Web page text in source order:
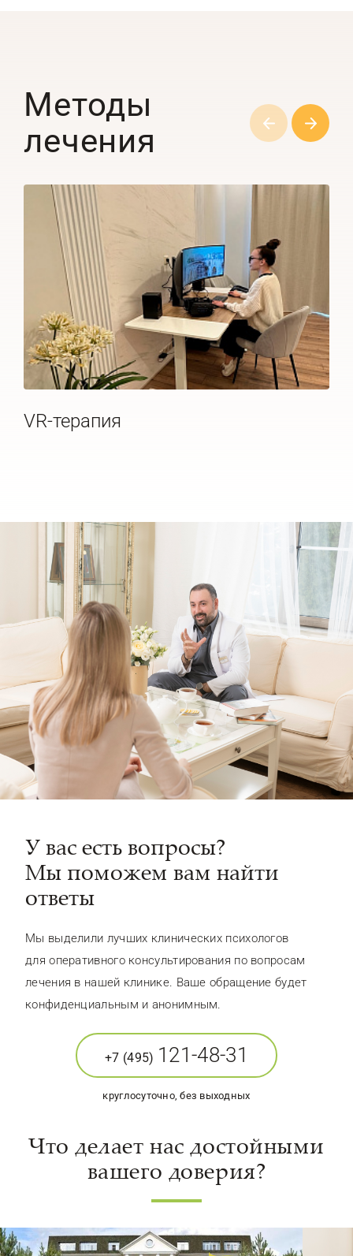
Методы
лечения
VR-терапия
У вас есть вопросы?
Мы поможем вам найти
ответы
Мы выделили лучших клинических психологов
для оперативного консультирования по вопросам
лечения в нашей клинике. Ваше обращение будет
конфиденциальным и анонимным.
+7 (495) 121-48-31
круглосуточно, без выходных
Что делает нас достойными
вашего доверия?